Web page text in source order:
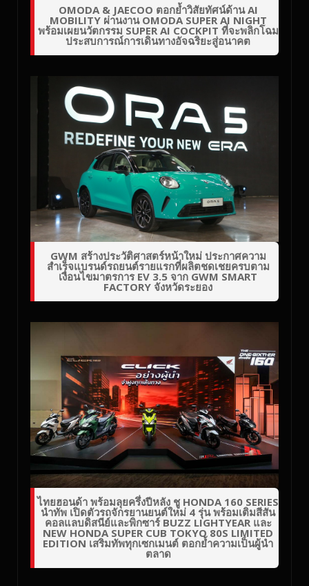
OMODA & JAECOO ตอกย้ำวิสัยทัศน์ด้าน AI
MOBILITY ผ่านงาน OMODA SUPER AI NIGHT
พร้อมเผยนวัตกรรม SUPER AI COCKPIT ที่จะพลิกโฉม
ประสบการณ์การเดินทางอัจฉริยะสู่อนาคต
GWM สร้างประวัติศาสตร์หน้าใหม่ ประกาศความ
สำเร็จแบรนด์รถยนต์รายแรกที่ผลิตชดเชยครบตาม
เงื่อนไขมาตรการ EV 3.5 จาก GWM SMART
FACTORY จังหวัดระยอง
ไทยฮอนด้า พร้อมลุยครึ่งปีหลัง ชู HONDA 160 SERIES
นำทัพ เปิดตัวรถจักรยานยนต์ใหม่ 4 รุ่น พร้อมเติมสีสัน
คอลแลบดิสนีย์และพิกซาร์ BUZZ LIGHTYEAR และ
NEW HONDA SUPER CUB TOKYO 80S LIMITED
EDITION เสริมทัพทุกเซกเมนต์ ตอกย้ำความเป็นผู้นำ
ตลาด